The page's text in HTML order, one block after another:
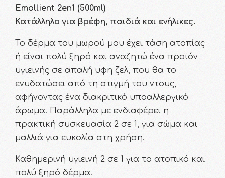
Emollient 2en1 (500ml)
Κατάλληλο για βρέφη, παιδιά και ενήλικες.
Το δέρμα του μωρού μου έχει τάση ατοπίας
ή είναι πολύ ξηρό και αναζητώ ένα προϊόν
υγιεινής σε απαλή υφη ζελ, που θα το
ενυδατώσει από τη στιγμή του ντους,
αφήνοντας ένα διακριτικό υποαλλεργικό
άρωμα. Παράλληλα με ενδιαφέρει η
πρακτική συσκευασία 2 σε 1, για σώμα και
μαλλιά για ευκολία στη χρήση.
Καθημερινή υγιεινή 2 σε 1 για το ατοπικό και
πολύ ξηρό δέρμα.